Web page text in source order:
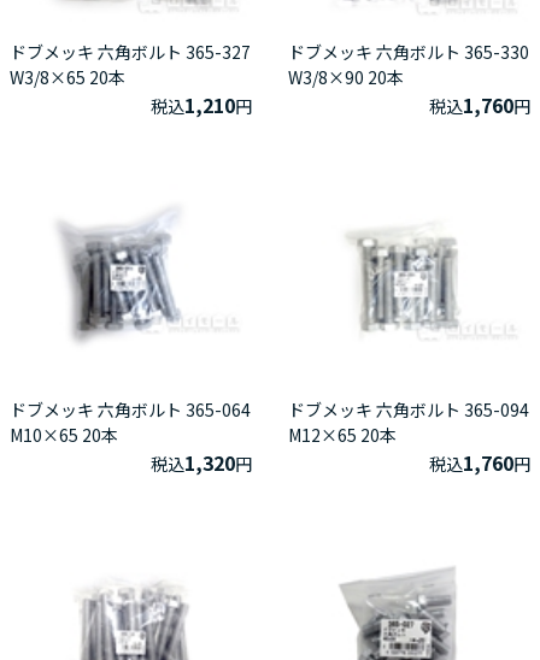
ドブメッキ 六角ボルト 365-327
W3/8×65 20本
税込1,210円
ドブメッキ 六角ボルト 365-330
W3/8×90 20本
税込1,760円
ドブメッキ 六角ボルト 365-064
M10×65 20本
税込1,320円
ドブメッキ 六角ボルト 365-094
M12×65 20本
税込1,760円